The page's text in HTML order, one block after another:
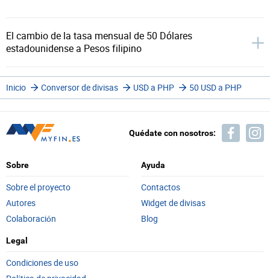
El cambio de la tasa mensual de 50 Dólares
estadounidense a Pesos filipino
Inicio Conversor de divisas USD a PHP 50 USD a PHP
Quédate con nosotros:
Sobre
Sobre el proyecto
Autores
Colaboración
Ayuda
Contactos
Widget de divisas
Blog
Legal
Condiciones de uso